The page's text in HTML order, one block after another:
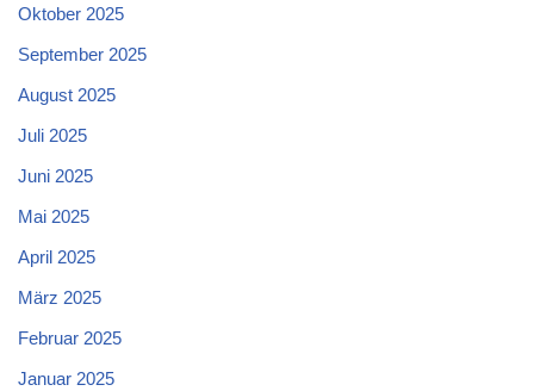
Oktober 2025
September 2025
August 2025
Juli 2025
Juni 2025
Mai 2025
April 2025
März 2025
Februar 2025
Januar 2025